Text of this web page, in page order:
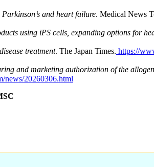
and heart failure. Medical News
using iPS cells, expanding options for
treatment. The Japan Times. https://
and marketing authorization of the
news/20260306.html